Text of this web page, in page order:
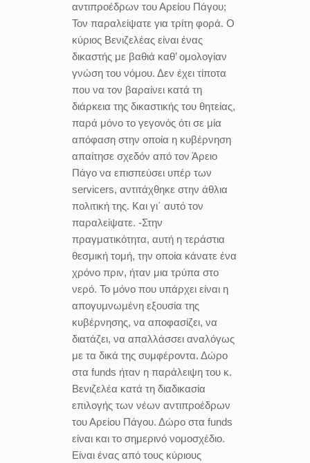
αντιπροέδρων του Αρείου Πάγου;
Τον παραλείψατε για τρίτη φορά. Ο
κύριος Βενιζελέας είναι ένας
δικαστής με βαθιά καθ’ ομολογίαν
γνώση του νόμου. Δεν έχει τίποτα
που να τον βαραίνει κατά τη
διάρκεια της δικαστικής του θητείας,
παρά μόνο το γεγονός ότι σε μία
απόφαση στην οποία η κυβέρνηση
απαίτησε σχεδόν από τον Άρειο
Πάγο να επισπεύσει υπέρ των
servicers, αντιτάχθηκε στην άθλια
πολιτική της. Και γι΄ αυτό τον
παραλείψατε. -Στην
πραγματικότητα, αυτή η τεράστια
θεσμική τομή, την οποία κάνατε ένα
χρόνο πριν, ήταν μια τρύπα στο
νερό. Το μόνο που υπάρχει είναι η
απογυμνωμένη εξουσία της
κυβέρνησης, να αποφασίζει, να
διατάζει, να απαλλάσσει αναλόγως
με τα δικά της συμφέροντα. Δώρο
στα funds ήταν η παράλειψη του κ.
Βενιζελέα κατά τη διαδικασία
επιλογής των νέων αντιπροέδρων
του Αρείου Πάγου. Δώρο στα funds
είναι και το σημερινό νομοσχέδιο.
Είναι ένας από τους κύριους